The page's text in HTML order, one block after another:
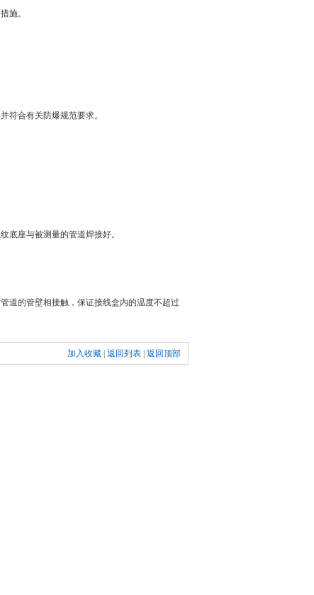
施。
合有关防爆规范要求。
座与被测量的管道焊接好。
的管壁相接触，保证接线盒内的温度不超过
加入收藏 返回列表 返回顶部